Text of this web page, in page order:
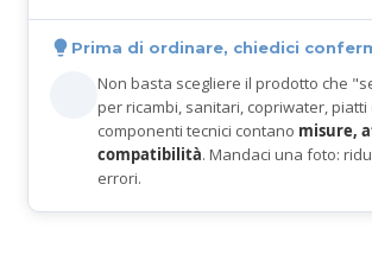
Prima di ordinare, chiedici
Non basta scegliere il prodotto che
per ricambi, sanitari, copriwater, piatti
componenti tecnici contano misure,
compatibilità. Mandaci una foto:
errori.